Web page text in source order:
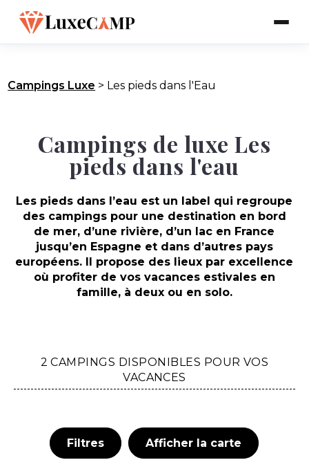
Campings Luxe > Les pieds dans l'Eau
Campings de luxe Les
pieds dans l'eau
Les pieds dans l’eau est un label qui regroupe
des campings pour une destination en bord
de mer, d’une rivière, d’un lac en France
jusqu’en Espagne et dans d’autres pays
européens. Il propose des lieux par excellence
où profiter de vos vacances estivales en
famille, à deux ou en solo.
2 CAMPINGS DISPONIBLES POUR VOS
VACANCES
Filtres Afficher la carte